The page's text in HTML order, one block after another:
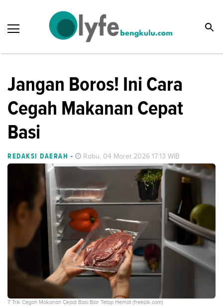
Jangan Boros! Ini Cara
Cegah Makanan Cepat
Basi
REDAKSI DAERAH - Rabu, 04 Maret 2026 17:13 WIB
7 Trik Cegah Makanan Cepat Basi Biar Tetap Hemat (freepik.com)